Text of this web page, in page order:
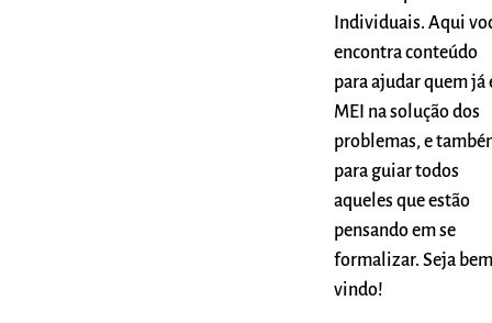
Individuais. Aqui
encontra conteúdo
para ajudar quem já
MEI na solução dos
problemas, e
para guiar todos
aqueles que estão
pensando em se
formalizar. Seja bem
vindo!